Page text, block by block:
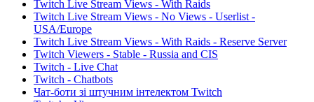
Twitch Live Stream Views - With Raids
Twitch Live Stream Views - No Views - Userlist -
USA/Europe
Twitch Live Stream Views - With Raids - Reserve Server
Twitch Viewers - Stable - Russia and CIS
Twitch - Live Chat
Twitch - Chatbots
Чат-боти зі штучним інтелектом Twitch